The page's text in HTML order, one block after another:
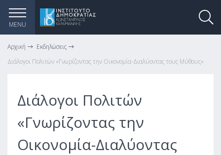
MENU
Αρχική
Εκδηλώσεις
Διάλογοι Πολιτών «Γνωρίζοντας την Οικονομία-Διαλύοντας τους Μύθους»
Διάλογοι Πολιτών
«Γνωρίζοντας την
Οικονομία-Διαλύοντας